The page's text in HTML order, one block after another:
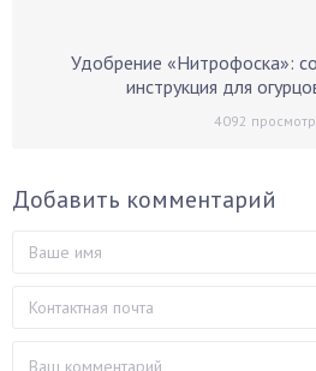
Удобрение «Нитрофоска»:
инструкция для
4092
Добавить комментарий